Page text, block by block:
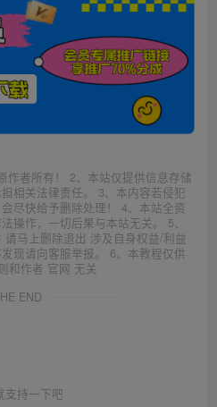
作者所有！ 2、本站仅提供信息存储
相关法律责任。 3、本内容若侵犯
尽快给予删除处理！ 4、本站全资
操作，一切后果与本站无关。 5、
马上删除退出 涉及自身权益/利益
现请向客服举报。 6、本教程仅供
和作者 官网 无关
END
支持一下吧